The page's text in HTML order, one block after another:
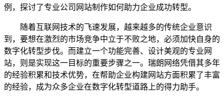
例，探讨了专业公司网站制作如何助力企业成功转型。
随着互联网技术的飞速发展，越来越多的传统企业意识
到，要想在激烈的市场竞争中立于不败之地，必须加快自身的
数字化转型步伐。而建立一个功能完善、设计美观的专业网
站，则是实现这一目标的重要步骤之一。瑞朗网络凭借其多年
的经验积累和技术优势，在帮助企业构建网站方面积累了丰富
的经验，成为众多企业在数字化转型道路上的得力助手。